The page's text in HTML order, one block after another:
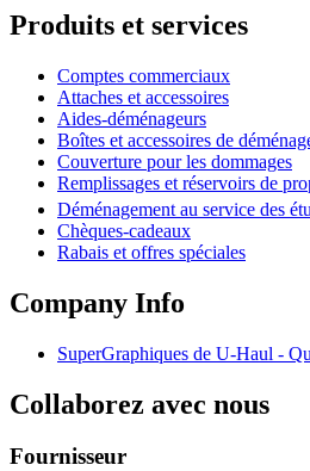
Produits et services
Comptes commerciaux
Attaches et accessoires
Aides-déménageurs
Boîtes et accessoires de
Couverture pour les dommages
Remplissages et réservoirs de
Déménagement au service des
Chèques-cadeaux
Rabais et offres spéciales
Company Info
SuperGraphiques de U-Haul -
Collaborez avec nous
Fournisseur